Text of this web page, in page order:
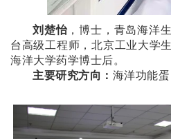
刘楚怡 ，博士，青岛海洋
台高级工程师，北京工业大学
海洋大学药学博士后。
主要研究方向： 海洋功能蛋